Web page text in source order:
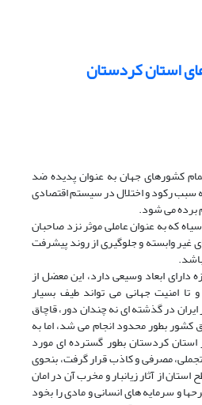
استان کردستان
کشورهای جهان به عنوان پدیده ضد
سبب رکود و اختلال در سیستم اقتصادی
برده می شود.
سیاه که به عنوان عاملی موثر نزد صاحبان
وابسته و جلوگیری از روند پیشرفت
ابعاد وسیعی دارد، این معضل از
تا امنیت جهانی می تواند طیف بسیار
در گذشته ای نه چندان دور، قاچاق
بطور محدود انجام می شد، اما به
کردستان بطور گسترده ای مورد
مصرفی و کاذب قرار گرفت، بنحوی
از آثار زیانبار و مخرب آن در امان
و سرمایه های انسانی و مادی را بخود